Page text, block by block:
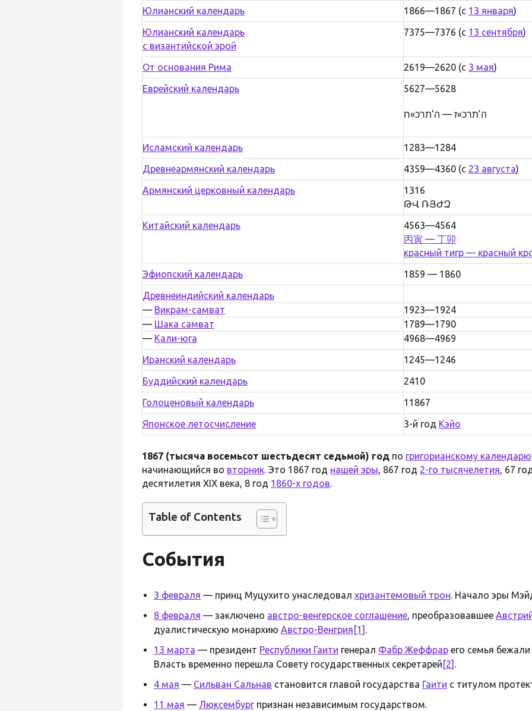
Юлианский календарь
1866—1867 (с 13 января)
Юлианский календарь
с византийской эрой
7375—7376 (с 13 сентября)
От основания Рима 2619—2620 (с 3 мая)
Еврейский календарь
5627—5628
ה’תרכ»ז — ה’תרכ»ח
Исламский календарь
1283—1284
Древнеармянский календарь
4359—4360 (с 23 августа)
Армянский церковный календарь
1316
ԹՎ ՌՅԺԶ
Китайский календарь
4563—4564
丙寅 — 丁卯
красный тигр — красный
Эфиопский календарь
1859 — 1860
Древнеиндийский календарь
— Викрам-самват
1923—1924
— Шака самват
1789—1790
— Кали-юга
4968—4969
Иранский календарь
1245—1246
Буддийский календарь
2410
Голоценовый календарь
11867
Японское летосчисление
3-й год Кэйо
1867 (тысяча восемьсот шестьдесят седьмой) год по григорианскому календарю
начинающийся во вторник. Это 1867 год нашей эры, 867 год 2-го тысячелетия, 67
десятилетия XIX века, 8 год 1860-х годов.
Table of Contents
События
3 февраля — принц Муцухито унаследовал хризантемовый трон. Начало эры
8 февраля — заключено австро-венгерское соглашение, преобразовавшее
дуалистическую монархию Австро-Венгрия [1] .
13 марта — президент Республики Гаити генерал Фабр Жеффрар его семья
Власть временно перешла Совету государственных секретарей [2] .
4 мая — Сильван Сальнав становится главой государства Гаити с титулом
11 мая — Люксембургпризнан независимым государством.